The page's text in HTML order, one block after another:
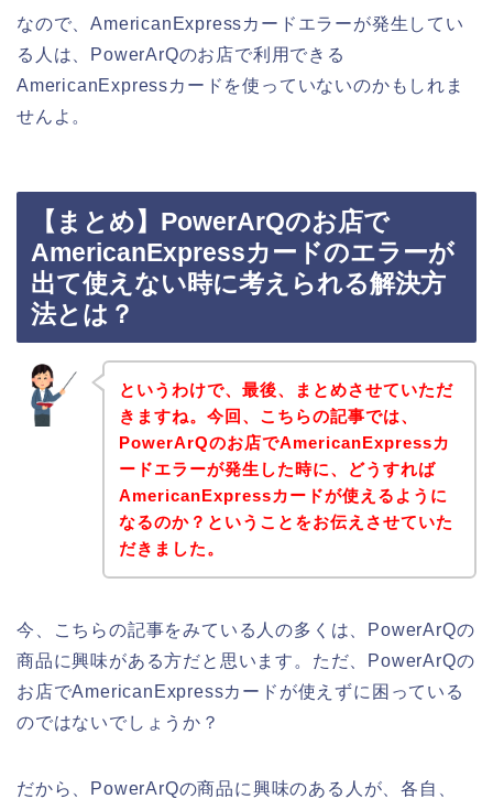
なので、AmericanExpressカードエラーが発生してい
る人は、PowerArQのお店で利用できる
AmericanExpressカードを使っていないのかもしれま
せんよ。
【まとめ】PowerArQのお店で
AmericanExpressカードのエラーが
出て使えない時に考えられる解決方
法とは？
というわけで、最後、まとめさせていただ
きますね。今回、こちらの記事では、
PowerArQのお店でAmericanExpressカ
ードエラーが発生した時に、どうすれば
AmericanExpressカードが使えるように
なるのか？ということをお伝えさせていた
だきました。
今、こちらの記事をみている人の多くは、PowerArQの
商品に興味がある方だと思います。ただ、PowerArQの
お店でAmericanExpressカードが使えずに困っている
のではないでしょうか？
だから、PowerArQの商品に興味のある人が、各自、